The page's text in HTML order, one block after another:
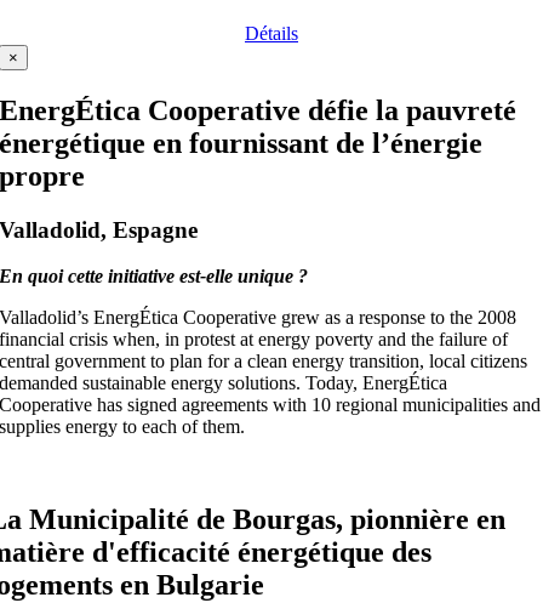
Détails
×
EnergÉtica Cooperative défie la pauvreté
énergétique en fournissant de l’énergie
propre
Valladolid, Espagne
En quoi cette initiative est-elle unique ?
Valladolid’s EnergÉtica Cooperative grew as a response to the 2008
financial crisis when, in protest at energy poverty and the failure of
central government to plan for a clean energy transition, local citizens
demanded sustainable energy solutions. Today, EnergÉtica
Cooperative has signed agreements with 10 regional municipalities and
supplies energy to each of them.
Municipalité de Bourgas, pionnière en
d'efficacité énergétique des
en Bulgarie